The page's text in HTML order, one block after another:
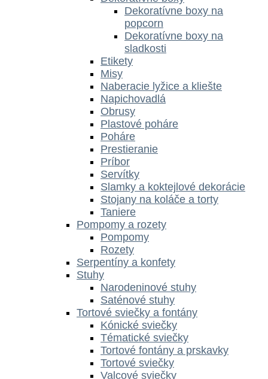
Dekoratívne boxy na
popcorn
Dekoratívne boxy na
sladkosti
Etikety
Misy
Naberacie lyžice a kliešte
Napichovadlá
Obrusy
Plastové poháre
Poháre
Prestieranie
Príbor
Servítky
Slamky a koktejlové dekorácie
Stojany na koláče a torty
Taniere
Pompomy a rozety
Pompomy
Rozety
Serpentíny a konfety
Stuhy
Narodeninové stuhy
Saténové stuhy
Tortové sviečky a fontány
Kónické sviečky
Tématické sviečky
Tortové fontány a prskavky
Tortové sviečky
Valcové sviečky